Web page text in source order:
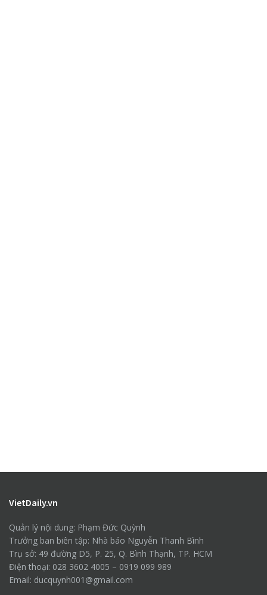
VietDaily.vn
Quản lý nội dung: Phạm Đức Quỳnh
Trưởng ban biên tập: Nhà báo Nguyễn Thanh Bình
Trụ sở: 49 đường D5, P. 25, Q. Bình Thạnh, TP. HCM
Điện thoại: 028 3602 4005 – 0919 099 989
Email: ducquynh001@gmail.com